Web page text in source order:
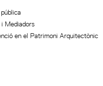
Mediadors
en el Patrimoni Arquitectònic